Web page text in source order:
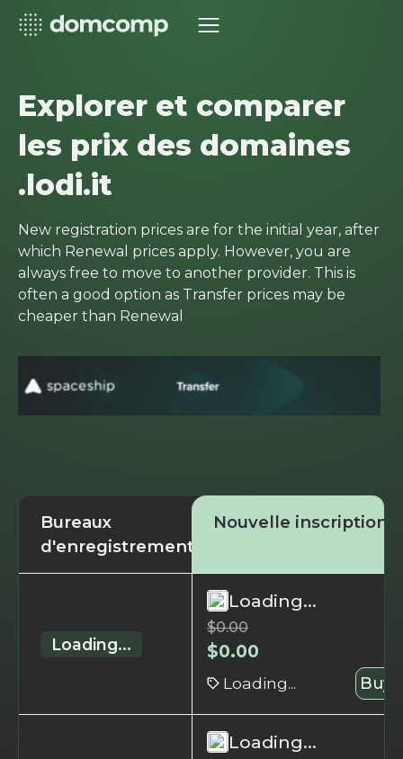
Explorer et comparer
les prix des domaines
.lodi.it
New registration prices are for the initial year, after
which Renewal prices apply. However, you are
always free to move to another provider. This is
often a good option as Transfer prices may be
cheaper than Renewal
Bureaux
d'enregistrement
Nouvelle inscription
Loading...
Loading...
$0.00
$0.00
Loading... Buy
Loading...